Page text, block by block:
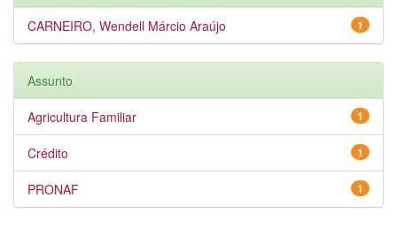
1
CARNEIRO, Wendell Márcio Araújo
Assunto
1
Agricultura Familiar
1
Crédito
1
PRONAF